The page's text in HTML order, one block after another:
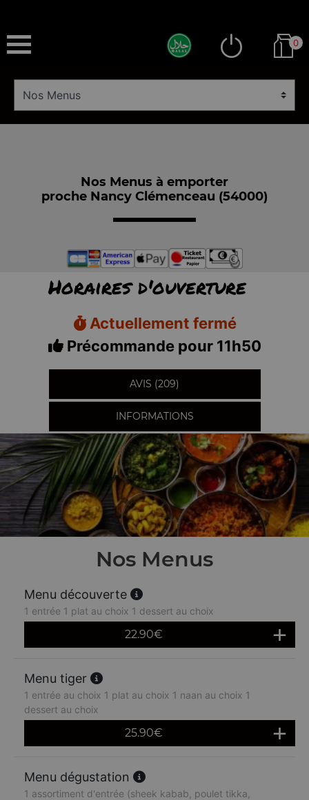
0
Nos Menus à emporter
proche Nancy Clémenceau (54000)
Horaires d'ouverture
Actuellement fermé
Précommande pour 11h50
AVIS (209)
INFORMATIONS
Nos Menus
Menu découverte
1 entrée 1 plat au choix 1 dessert au choix
22.90€
Menu tiger
1 entrée au choix 1 plat au choix 1 naan au choix 1
dessert au choix
25.90€
Menu dégustation
1 assortiment d'entrée (sheek kabab, poulet tikka,